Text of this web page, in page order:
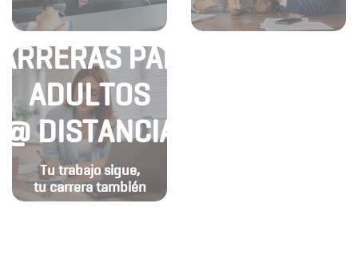
PARA
ADULTOS
@ DISTANCIA
Tu trabajo sigue,
tu carrera también